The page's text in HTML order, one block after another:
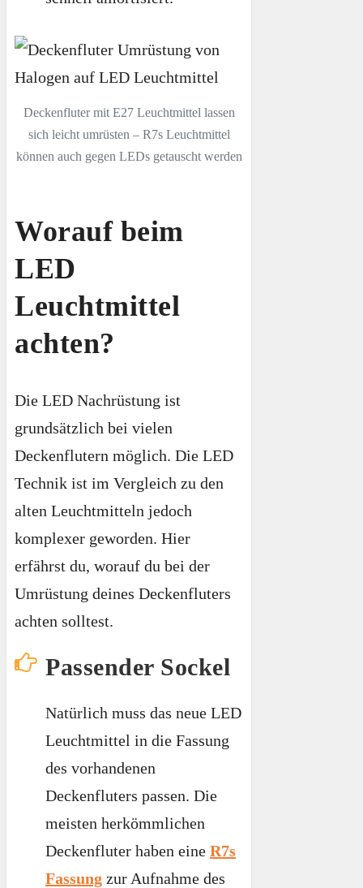
Deckenfluter mit E27 Leuchtmittel lassen
sich leicht umrüsten – R7s Leuchtmittel
können auch gegen LEDs getauscht werden
Worauf beim
LED
Leuchtmittel
achten?
Die LED Nachrüstung ist
grundsätzlich bei vielen
Deckenflutern möglich. Die LED
Technik ist im Vergleich zu den
alten Leuchtmitteln jedoch
komplexer geworden. Hier
erfährst du, worauf du bei der
Umrüstung deines Deckenfluters
achten solltest.
Passender Sockel
Natürlich muss das neue LED
Leuchtmittel in die Fassung
des vorhandenen
Deckenfluters passen. Die
meisten herkömmlichen
Deckenfluter haben eine R7s
Fassung zur Aufnahme des